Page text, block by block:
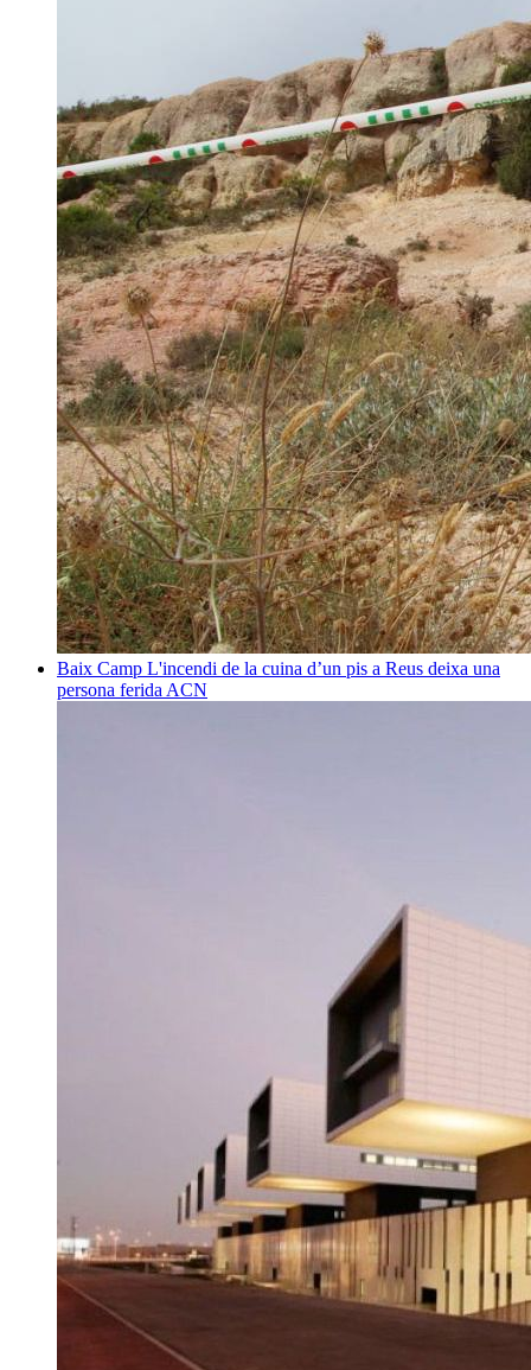
Baix Camp L'incendi de la cuina d’un pis a Reus deixa una
persona ferida ACN